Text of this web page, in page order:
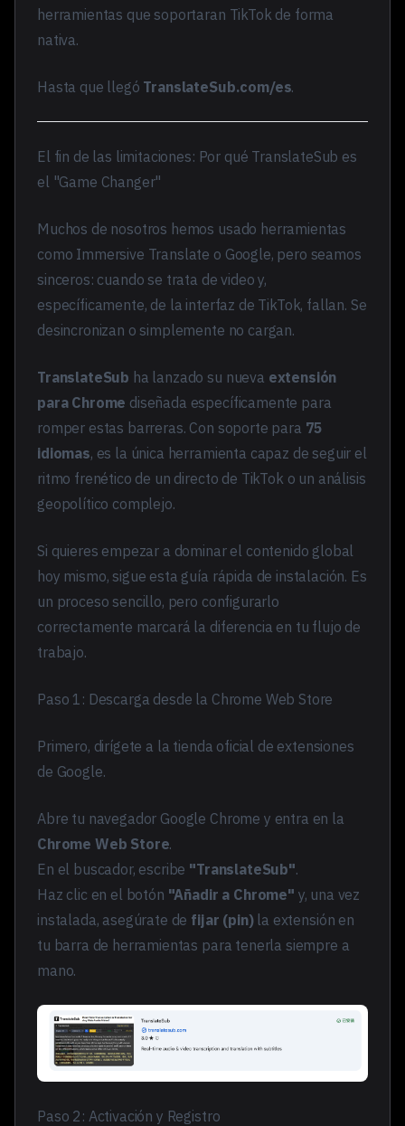
herramientas que soportaran TikTok de forma
nativa.
Hasta que llegó TranslateSub.com/es.
El fin de las limitaciones: Por qué TranslateSub es
el "Game Changer"
Muchos de nosotros hemos usado herramientas
como Immersive Translate o Google, pero seamos
sinceros: cuando se trata de video y,
específicamente, de la interfaz de TikTok, fallan. Se
desincronizan o simplemente no cargan.
TranslateSub ha lanzado su nueva extensión
para Chrome diseñada específicamente para
romper estas barreras. Con soporte para 75
idiomas, es la única herramienta capaz de seguir el
ritmo frenético de un directo de TikTok o un análisis
geopolítico complejo.
Si quieres empezar a dominar el contenido global
hoy mismo, sigue esta guía rápida de instalación. Es
un proceso sencillo, pero configurarlo
correctamente marcará la diferencia en tu flujo de
trabajo.
Paso 1: Descarga desde la Chrome Web Store
Primero, dirígete a la tienda oficial de extensiones
de Google.
Abre tu navegador Google Chrome y entra en la
Chrome Web Store.
En el buscador, escribe "TranslateSub".
Haz clic en el botón "Añadir a Chrome" y, una vez
instalada, asegúrate de fijar (pin)la extensión en
tu barra de herramientas para tenerla siempre a
mano.
Paso 2: Activación y Registro